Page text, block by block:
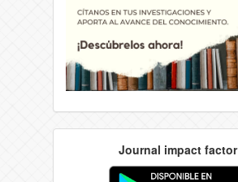
Journal impact factor